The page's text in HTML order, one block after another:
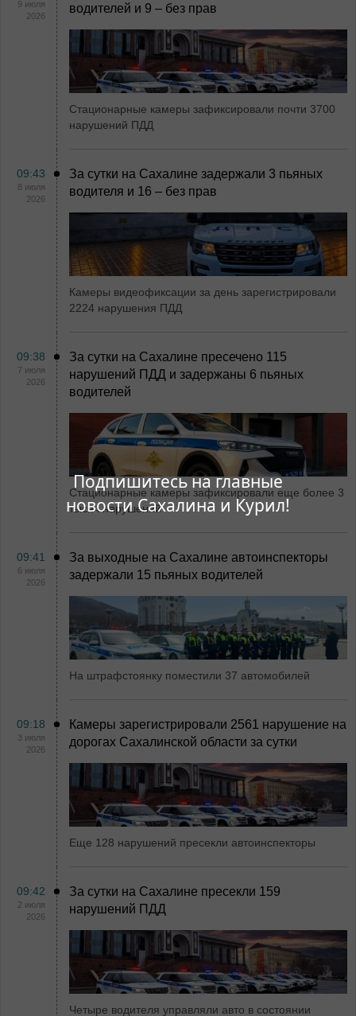
Подпишитесь на главные
новости Сахалина и Курил!
9 июля
2026
водителей и 9 – без прав
Стационарные камеры зафиксировали почти 3700
нарушений ПДД
09:43
8 июля
2026
За сутки на Сахалине задержали 3 пьяных
водителя и 16 – без прав
Камеры видеофиксации за день зарегистрировали
2224 нарушения ПДД
09:38
7 июля
2026
За сутки на Сахалине пресечено 115
нарушений ПДД и задержаны 6 пьяных
водителей
Стационарные камеры зафиксировали еще более 3
тысяч нарушений
09:41
6 июля
2026
За выходные на Сахалине автоинспекторы
задержали 15 пьяных водителей
На штрафстоянку поместили 37 автомобилей
09:18
3 июля
2026
Камеры зарегистрировали 2561 нарушение на
дорогах Сахалинской области за сутки
Еще 128 нарушений пресекли автоинспекторы
09:42
2 июля
2026
За сутки на Сахалине пресекли 159
нарушений ПДД
Четыре водителя управляли авто в состоянии